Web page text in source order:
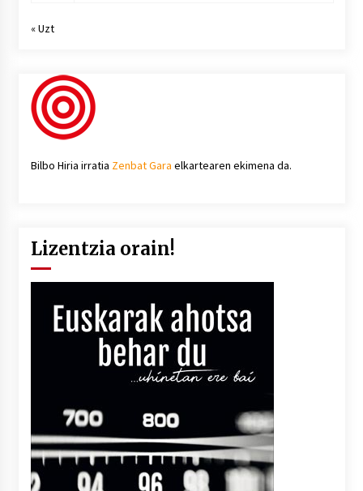
« Uzt
Bilbo Hiria irratia Zenbat Gara elkartearen ekimena da.
Lizentzia orain!